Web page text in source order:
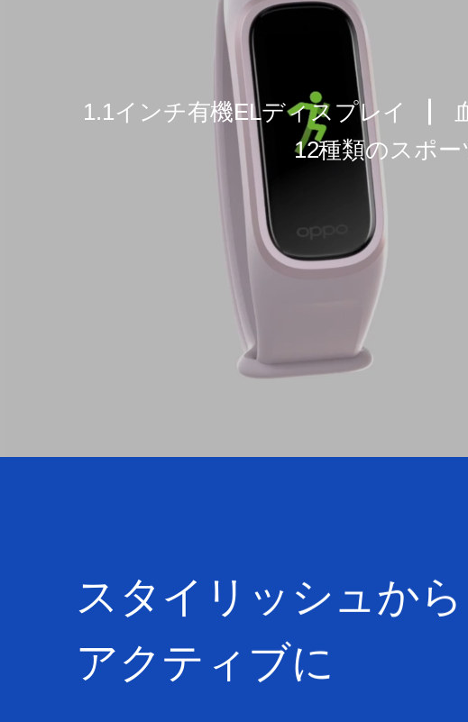
1.1インチ有機ELディスプレイ
12種類のスポー
スタイリッシュから
アクティブに